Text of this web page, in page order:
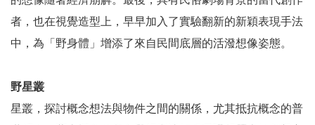
料
放
告
者，也在視覺造型上，早早加入了實驗翻新的新穎表現手法
中，為「野身體」增添了來自民間底層的活潑想像姿態。
野星叢
星叢，探討概念想法與物件之間的關係，尤其抵抗概念的普